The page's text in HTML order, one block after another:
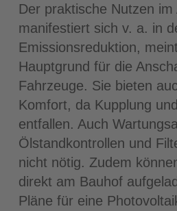
Der praktische Nutzen im
manifestiert sich v. a. in
Emissionsreduktion,
Hauptgrund für die
Fahrzeuge. Sie bieten
Komfort, da Kupplung
entfallen. Auch
Ölstandkontrollen und
nicht nötig. Zudem
direkt am Bauhof
Pläne für eine